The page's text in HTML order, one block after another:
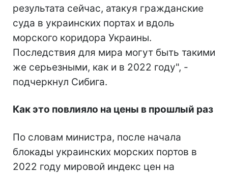
результата сейчас, атакуя гражданские
суда в украинских портах и вдоль
морского коридора Украины.
Последствия для мира могут быть такими
же серьезными, как и в 2022 году", -
подчеркнул Сибига.
Как это повлияло на цены в прошлый раз
По словам министра, после начала
блокады украинских морских портов в
2022 году мировой индекс цен на